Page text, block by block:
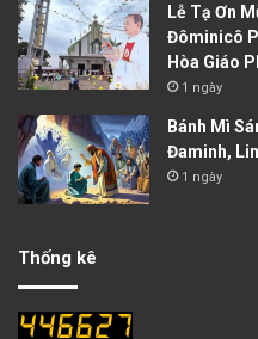
Lễ Tạ Ơn
Đôminicô
Hòa Giáo
1 ngày
Bánh Mì
Đaminh,
1 ngày
Thống kê